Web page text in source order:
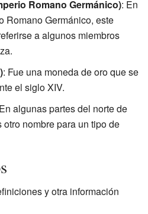
Romano Germánico): En
Romano Germánico, este
a algunos miembros
: Fue una moneda de oro que se
el siglo XIV.
algunas partes del norte de
nombre para un tipo de
y otra información